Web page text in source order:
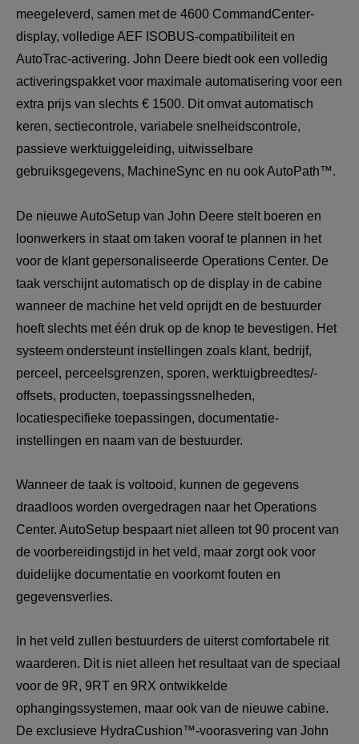
meegeleverd, samen met de 4600 CommandCenter-
display, volledige AEF ISOBUS-compatibiliteit en
AutoTrac-activering. John Deere biedt ook een volledig
activeringspakket voor maximale automatisering voor een
extra prijs van slechts € 1500. Dit omvat automatisch
keren, sectiecontrole, variabele snelheidscontrole,
passieve werktuiggeleiding, uitwisselbare
gebruiksgegevens, MachineSync en nu ook AutoPath™.
De nieuwe AutoSetup van John Deere stelt boeren en
loonwerkers in staat om taken vooraf te plannen in het
voor de klant gepersonaliseerde Operations Center. De
taak verschijnt automatisch op de display in de cabine
wanneer de machine het veld oprijdt en de bestuurder
hoeft slechts met één druk op de knop te bevestigen. Het
systeem ondersteunt instellingen zoals klant, bedrijf,
perceel, perceelsgrenzen, sporen, werktuigbreedtes/-
offsets, producten, toepassingssnelheden,
locatiespecifieke toepassingen, documentatie-
instellingen en naam van de bestuurder.
Wanneer de taak is voltooid, kunnen de gegevens
draadloos worden overgedragen naar het Operations
Center. AutoSetup bespaart niet alleen tot 90 procent van
de voorbereidingstijd in het veld, maar zorgt ook voor
duidelijke documentatie en voorkomt fouten en
gegevensverlies.
In het veld zullen bestuurders de uiterst comfortabele rit
waarderen. Dit is niet alleen het resultaat van de speciaal
voor de 9R, 9RT en 9RX ontwikkelde
ophangingssystemen, maar ook van de nieuwe cabine.
De exclusieve HydraCushion™-voorasvering van John